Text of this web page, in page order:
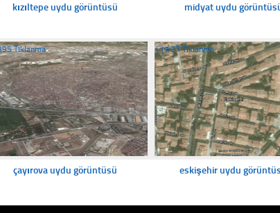
kızıltepe uydu görüntüsü midyat uydu
Tıklanma
çayırova uydu görüntüsü
☐427 Tıklanma
eskişehir uydu